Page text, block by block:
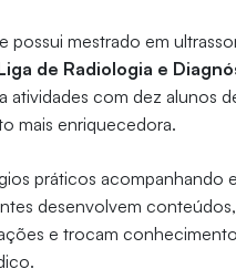
possui mestrado em
de Radiologia e
atividades com dez alunos
mais enriquecedora.
práticos acompanhando
desenvolvem
e trocam